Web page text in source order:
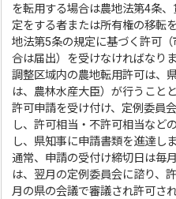
を転用する場合は農地法第4条
定をする者または所有権の移転
地法第5条の規定に基づく許可
合は届出）を受けなければなりま
調整区域内の農地転用許可は、
は、農林水産大臣）が行うこと
許可申請を受け付け、定例委員
し、許可相当・不許可相当など
し、県知事に申請書類を進達しま
通常、申請の受付け締切日は毎
は、翌月の定例委員会に諮り、
月の県の会議で審議され許可さ